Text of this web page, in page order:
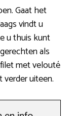
Gaat het
vindt u
u thuis kunt
als
met velouté
uiteen.